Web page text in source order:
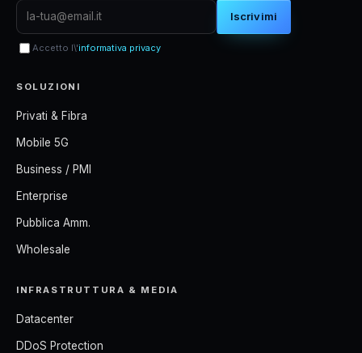
Iscrivimi
Accetto l\'informativa privacy
SOLUZIONI
Privati & Fibra
Mobile 5G
Business / PMI
Enterprise
Pubblica Amm.
Wholesale
INFRASTRUTTURA & MEDIA
Datacenter
DDoS Protection